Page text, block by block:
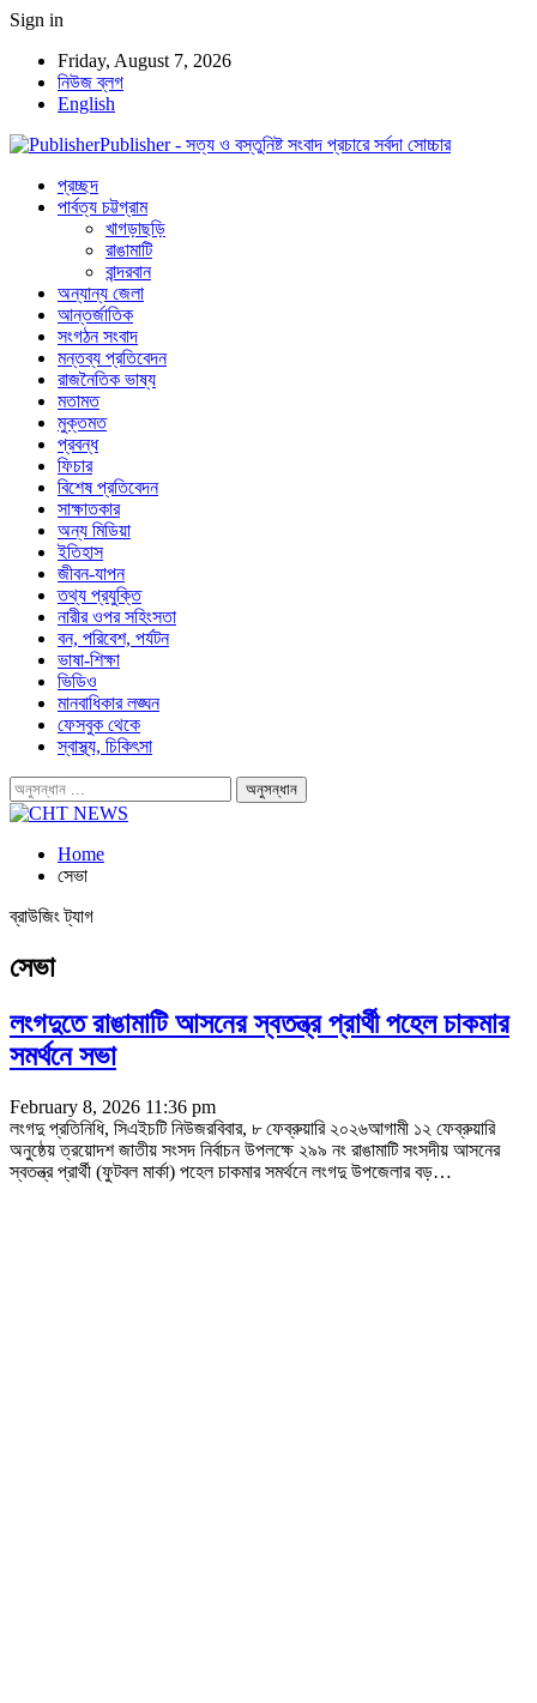
Sign in
Friday, August 7, 2026
নিউজ ব্লগ
English
Publisher - সত্য ও বস্তুনিষ্ট সংবাদ প্রচারে সর্বদা সোচ্চার
প্রচ্ছদ
পার্বত্য চট্টগ্রাম
খাগড়াছড়ি
রাঙামাটি
বান্দরবান
অন্যান্য জেলা
আন্তর্জাতিক
সংগঠন সংবাদ
মন্তব্য প্রতিবেদন
রাজনৈতিক ভাষ্য
মতামত
মুক্তমত
প্রবন্ধ
ফিচার
বিশেষ প্রতিবেদন
সাক্ষাতকার
অন্য মিডিয়া
ইতিহাস
জীবন-যাপন
তথ্য প্রযুক্তি
নারীর ওপর সহিংসতা
বন, পরিবেশ, পর্যটন
ভাষা-শিক্ষা
ভিডিও
মানবাধিকার লঙ্ঘন
ফেসবুক থেকে
স্বাস্থ্য, চিকিৎসা
Home
সেভা
ব্রাউজিং ট্যাগ
সেভা
লংগদুতে রাঙামাটি আসনের স্বতন্ত্র প্রার্থী পহেল চাকমার
সমর্থনে সভা
February 8, 2026 11:36 pm
লংগদু প্রতিনিধি, সিএইচটি নিউজরবিবার, ৮ ফেব্রুয়ারি ২০২৬আগামী ১২ ফেব্রুয়ারি
অনুষ্ঠেয় ত্রয়োদশ জাতীয় সংসদ নির্বাচন উপলক্ষে ২৯৯ নং রাঙামাটি সংসদীয় আসনের
স্বতন্ত্র প্রার্থী (ফুটবল মার্কা) পহেল চাকমার সমর্থনে লংগদু উপজেলার বড়…